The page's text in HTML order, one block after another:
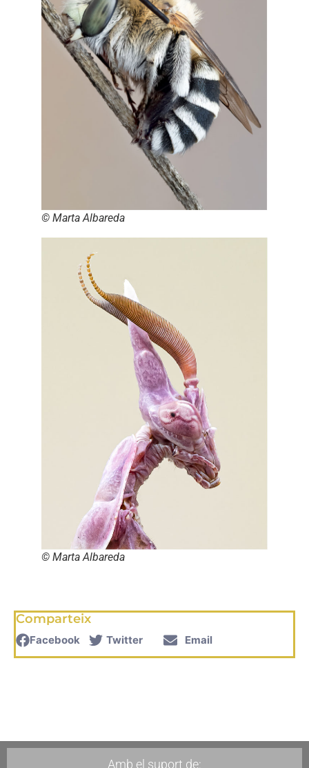
© Marta Albareda
© Marta Albareda
Comparteix
Facebook Twitter Email
Amb el suport de: